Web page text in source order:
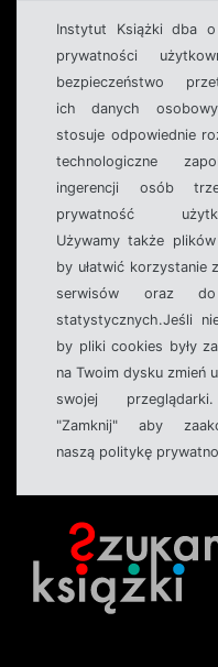
Instytut Książki dba
prywatności
bezpieczeństwo
ich danych
stosuje odpowiednie
technologiczne
ingerencji osób
prywatność
Używamy także
by ułatwić korzystanie
serwisów oraz
statystycznych.Jeśli
by pliki cookies były
na Twoim dysku zmień
swojej
"Zamknij" aby
naszą politykę